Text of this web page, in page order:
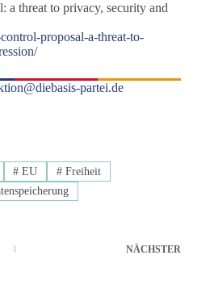
a threat to privacy, security and
proposal-a-threat-to-
partei.de
# EU # Freiheit
NÄCHSTER